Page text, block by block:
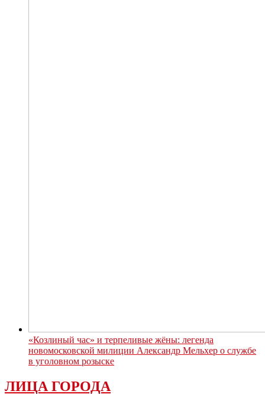
«Козлиный час» и терпеливые жёны: легенда
новомосковской милиции Александр Мельхер о службе
в уголовном розыске
ЛИЦА ГОРОДА